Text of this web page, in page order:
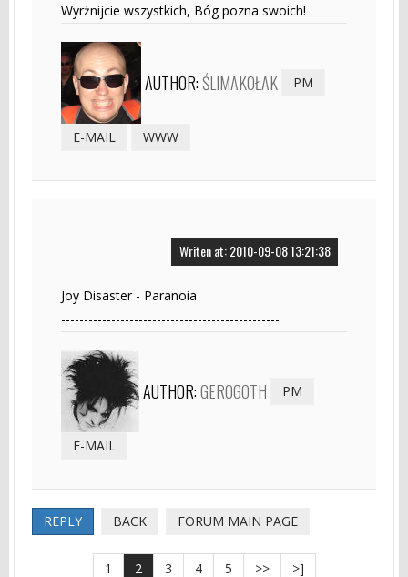
Wyrżnijcie wszystkich, Bóg pozna swoich!
AUTHOR:ŚLIMAKOŁAK PM
E-MAIL WWW
Writen at: 2010-09-08 13:21:38
Joy Disaster - Paranoia
------------------------------------------------
AUTHOR:GEROGOTH PM
E-MAIL
REPLY BACK FORUM MAIN PAGE
1 2 3 4 5 >> >]